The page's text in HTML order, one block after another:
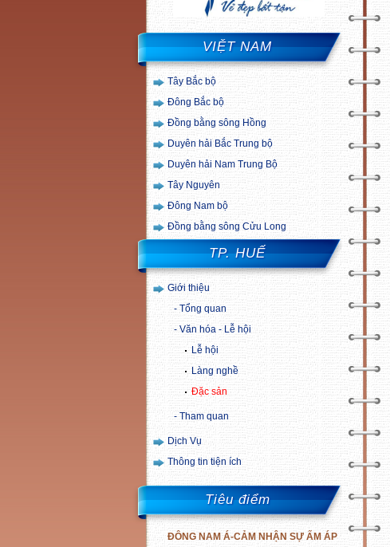
VIỆT NAM
Tây Bắc bộ
Đông Bắc bộ
Đồng bằng sông Hồng
Duyên hải Bắc Trung bộ
Duyên hải Nam Trung Bộ
Tây Nguyên
Đông Nam bộ
Đồng bằng sông Cửu Long
TP. HUẾ
Giới thiệu
Tổng quan
Văn hóa - Lễ hội
Lễ hội
Làng nghề
Đặc sản
Tham quan
Dịch Vụ
Thông tin tiện ích
Tiêu điểm
ĐÔNG NAM Á-CẢM NHẬN SỰ ẤM ÁP